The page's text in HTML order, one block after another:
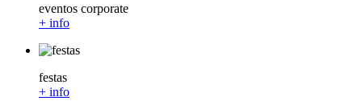
eventos corporate
+ info
festas
+ info